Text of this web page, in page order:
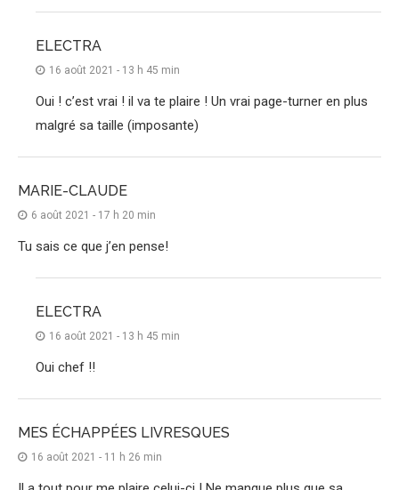
ELECTRA
16 août 2021 - 13 h 45 min
Oui ! c’est vrai ! il va te plaire ! Un vrai page-turner en plus
malgré sa taille (imposante)
MARIE-CLAUDE
6 août 2021 - 17 h 20 min
Tu sais ce que j’en pense!
ELECTRA
16 août 2021 - 13 h 45 min
Oui chef !!
MES ÉCHAPPÉES LIVRESQUES
16 août 2021 - 11 h 26 min